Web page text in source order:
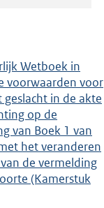
Wetboek in
voorwaarden voor
in de akte
op de
van Boek 1 van
het veranderen
de vermelding
(Kamerstuk